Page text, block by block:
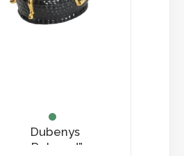
Dubenys
„Relaxed”